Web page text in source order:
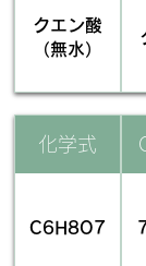
クエン酸
（無水）
化学式
C6H8O7